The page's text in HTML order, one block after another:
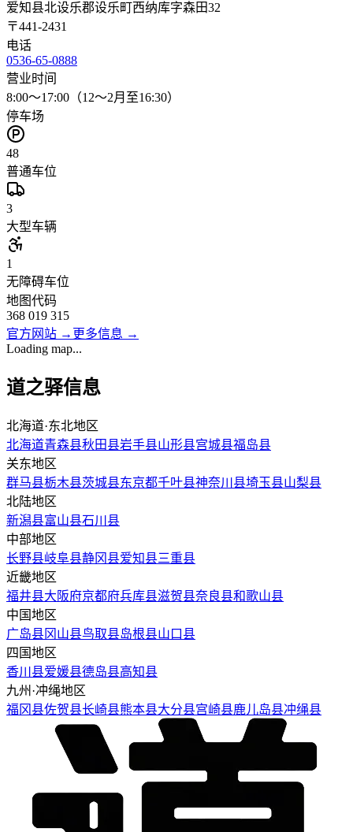
爱知县北设乐郡设乐町西纳库字森田32
〒441-2431
电话
0536-65-0888
营业时间
8:00～17:00（12～2月至16:30）
停车场
48
普通车位
3
大型车辆
1
无障碍车位
地图代码
368 019 315
官方网站 → 更多信息 →
Loading map...
道之驿信息
北海道·东北地区
北海道青森县秋田县岩手县山形县宫城县福岛县
关东地区
群马县栃木县茨城县东京都千叶县神奈川县埼玉县山梨县
北陆地区
新潟县富山县石川县
中部地区
长野县岐阜县静冈县爱知县三重县
近畿地区
福井县大阪府京都府兵库县滋贺县奈良县和歌山县
中国地区
广岛县冈山县鸟取县岛根县山口县
四国地区
香川县爱媛县德岛县高知县
九州·冲绳地区
福冈县佐贺县长崎县熊本县大分县宫崎县鹿儿岛县冲绳县